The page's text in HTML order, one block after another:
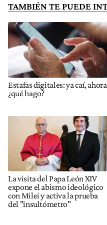
TAMBIÉN TE PUEDE
Estafas digitales: ya caí, ahora
¿qué hago?
La visita del Papa León XIV
expone el abismo ideológico
con Milei y activa la prueba
del "insultómetro"